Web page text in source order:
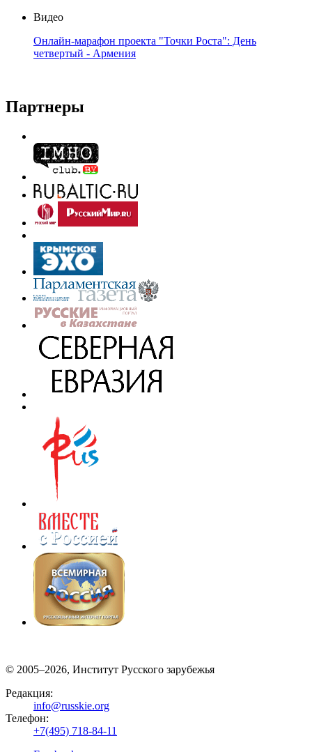
Видео
Онлайн-марафон проекта "Точки Роста": День
четвертый - Армения
Партнеры
© 2005–2026, Институт Русского зарубежья
Редакция:
info@russkie.org
Телефон:
+7(495) 718-84-11